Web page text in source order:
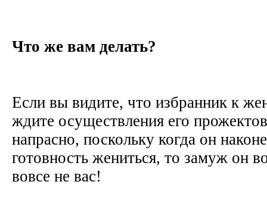
Что же вам делать?
Если вы видите, что избранник к
ждите осуществления его
напрасно, поскольку когда он
готовность жениться, то замуж он
вовсе не вас!